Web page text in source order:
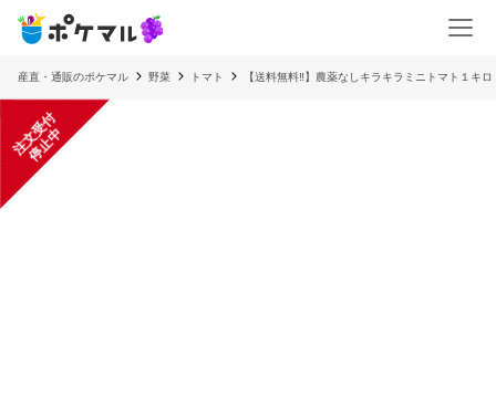
産直・通販のポケマル 野菜 トマト 【送料無料‼︎】農薬なしキラキラミニトマト１キロ
注
文
受
付
停
止
中